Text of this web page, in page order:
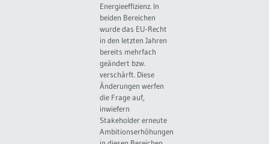
Energieeffizienz. In
beiden Bereichen
wurde das EU-Recht
in den letzten Jahren
bereits mehrfach
geändert bzw.
verschärft. Diese
Änderungen werfen
die Frage auf,
inwiefern
Stakeholder erneute
Ambitionserhöhungen